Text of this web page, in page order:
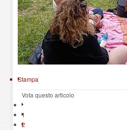
Stampa
Vota questo articolo
1
2